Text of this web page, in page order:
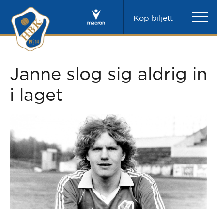
Köp biljett
Janne slog sig aldrig in
i laget